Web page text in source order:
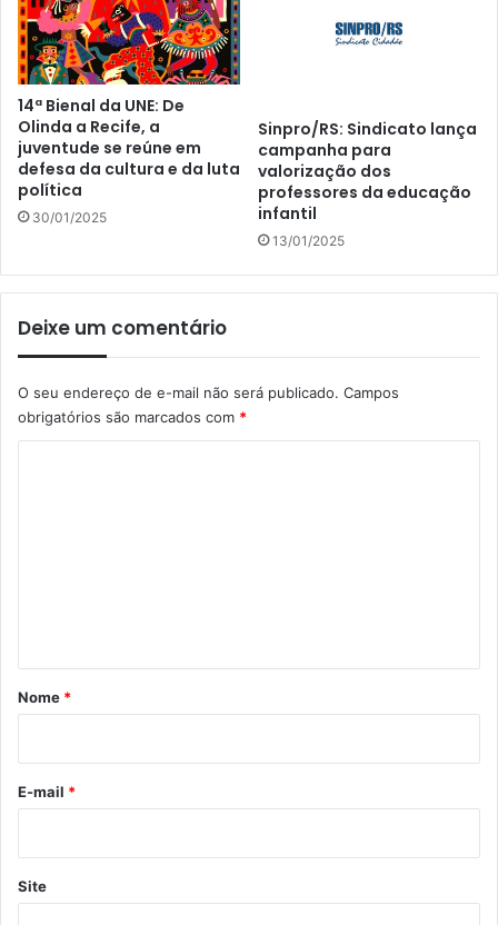
14ª Bienal da UNE: De
Olinda a Recife, a
juventude se reúne em
defesa da cultura e da luta
política
30/01/2025
Sinpro/RS: Sindicato lança
campanha para
valorização dos
professores da educação
infantil
13/01/2025
Deixe um comentário
O seu endereço de e-mail não será publicado. Campos
obrigatórios são marcados com *
r
*
Nome *
E-mail *
Site